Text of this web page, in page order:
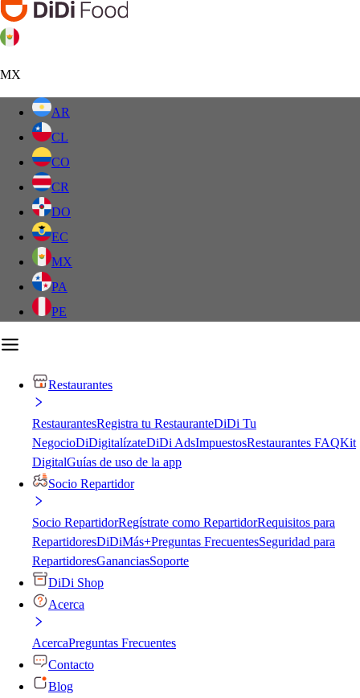
MX
AR
CL
CO
CR
DO
EC
MX
PA
PE
Restaurantes
RestaurantesRegistra tu RestauranteDiDi Tu
NegocioDiDigitalízateDiDi AdsImpuestosRestaurantes FAQKit
DigitalGuías de uso de la app
Socio Repartidor
Socio RepartidorRegístrate como RepartidorRequisitos para
RepartidoresDiDiMás+Preguntas FrecuentesSeguridad para
RepartidoresGananciasSoporte
DiDi Shop
Acerca
AcercaPreguntas Frecuentes
Contacto
Blog